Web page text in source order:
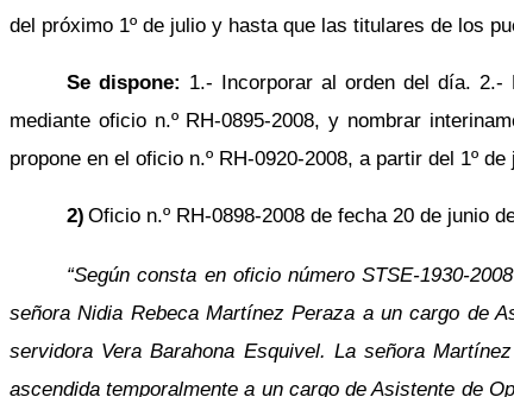
del próximo 1º de julio y hasta que las titulares de los
Se dispone: 1.- Incorporar al orden del día. 2.-
mediante oficio n.º RH-0895-2008, y nombrar
propone en el oficio n.º RH-0920-2008, a partir del 1º
2) Oficio n.º RH-0898-2008 de fecha 20 de junio
“Según consta en oficio número STSE-1930-
señora Nidia Rebeca Martínez Peraza a un cargo de
servidora Vera Barahona Esquivel. La señora
ascendida temporalmente a un cargo de Asistente de